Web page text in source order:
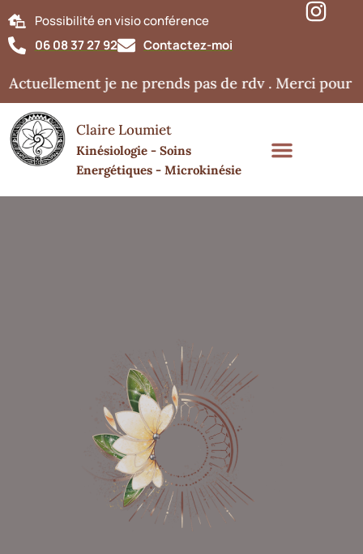
Possibilité en visio conférence
06 08 37 27 92
Contactez-moi
je ne prends pas de rdv . Merci pour
Claire Loumiet
Kinésiologie - Soins
Energétiques - Microkinésie